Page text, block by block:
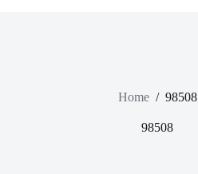
Home / 98508
98508